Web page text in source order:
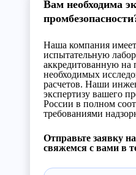
Вам необходима
Наша компания
испытательную
аккредитованную на
необходимых
расчетов. Наши
экспертизу вашего
России в полном
требованиями
Отправьте заявку
свяжемся с вами в